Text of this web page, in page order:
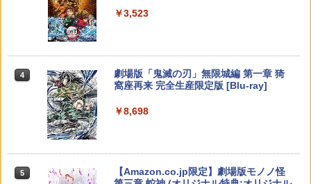
￥9,801
5
Joy-Con 2 (L) ブルー/(R) ライトイエロ
ー
￥9,980
体用埃カバー PS5周辺機器 透明 アクリ
￥4,880
￥4,889
売 専用 ソフト TPU 半透明保護ケース 傷
￥1,799
Switch2 ケース 即納 パステルカラー か
ーチ ストラップ 新型 ジョイコン ソフト
ケーブル 収納可能 クリスマス ギフト プ
レゼント 送料無料
5
ヒプノシスマイク -Division Rap Battle-
11th LIVE ≪Final D.R.B≫Buster Bro
(V.A.) ]
ニンテンドープリペイド番号 9000円|オ
￥9,000
ニンテンドープリペイド番号 5000円|オ
ンラインコード版
【純正品】DualSense ワイヤレスコン
【純正品】DualSense ワイヤレスコン
￥10,737
【国内正規品】Thrustmaster スラスト
S5、PS5 Pro、Xbox One、Xbox Serie
￥14,141
￥3,523
4
劇場版「鬼滅の刃」無限城編 第一章 猗
窩座再来 完全生産限定版 [Blu-ray]
￥8,698
5
【Amazon.co.jp限定】劇場版モノノ怪